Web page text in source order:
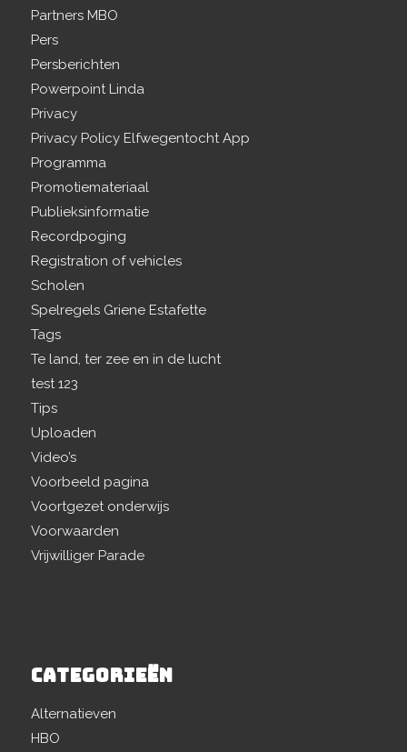
Partners MBO
Pers
Persberichten
Powerpoint Linda
Privacy
Privacy Policy Elfwegentocht App
Programma
Promotiemateriaal
Publieksinformatie
Recordpoging
Registration of vehicles
Scholen
Spelregels Griene Estafette
Tags
Te land, ter zee en in de lucht
test 123
Tips
Uploaden
Video’s
Voorbeeld pagina
Voortgezet onderwijs
Voorwaarden
Vrijwilliger Parade
CATEGORIEËN
Alternatieven
HBO